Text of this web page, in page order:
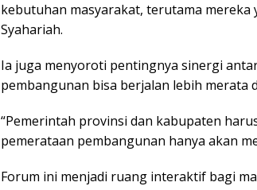
kebutuhan masyarakat, terutama
Syahariah.
Ia juga menyoroti pentingnya sinergi
pembangunan bisa berjalan lebih merata
“Pemerintah provinsi dan kabupaten
pemerataan pembangunan hanya akan
Forum ini menjadi ruang interaktif bagi